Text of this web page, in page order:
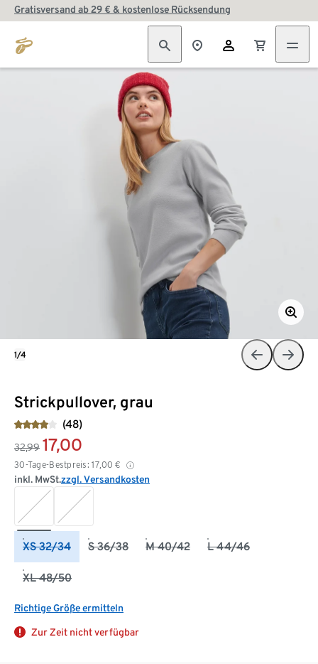
Gratisversand ab 29 € & kostenlose Rücksendung
Strickpullover, grau
(48)
32,99 17,00
30-Tage-Bestpreis: 17,00 €
inkl. MwSt.zzgl. Versandkosten
XS 32/34 S 36/38 M 40/42 L 44/46
XL 48/50
Richtige Größe ermitteln
Zur Zeit nicht verfügbar
1/4